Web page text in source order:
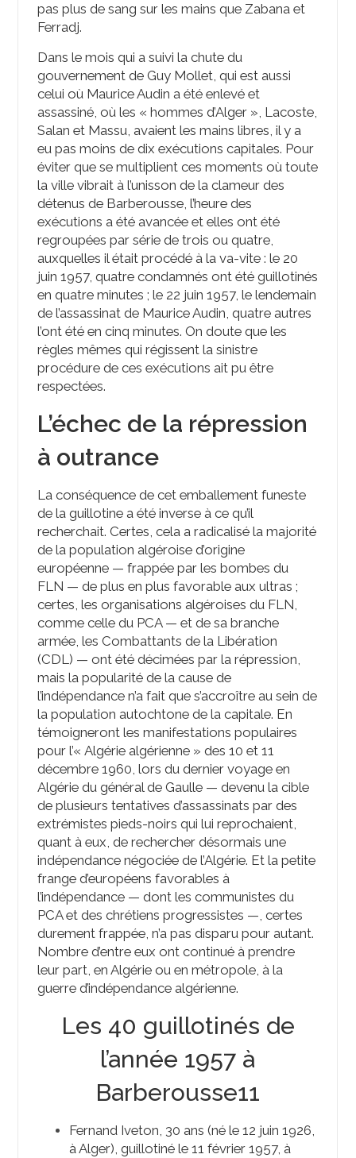
pas plus de sang sur les mains que Zabana et
Ferradj.
Dans le mois qui a suivi la chute du
gouvernement de Guy Mollet, qui est aussi
celui où Maurice Audin a été enlevé et
assassiné, où les « hommes d’Alger », Lacoste,
Salan et Massu, avaient les mains libres, il y a
eu pas moins de dix exécutions capitales. Pour
éviter que se multiplient ces moments où toute
la ville vibrait à l’unisson de la clameur des
détenus de Barberousse, l’heure des
exécutions a été avancée et elles ont été
regroupées par série de trois ou quatre,
auxquelles il était procédé à la va-vite : le 20
juin 1957, quatre condamnés ont été guillotinés
en quatre minutes ; le 22 juin 1957, le lendemain
de l’assassinat de Maurice Audin, quatre autres
l’ont été en cinq minutes. On doute que les
règles mêmes qui régissent la sinistre
procédure de ces exécutions ait pu être
respectées.
L’échec de la répression
à outrance
La conséquence de cet emballement funeste
de la guillotine a été inverse à ce qu’il
recherchait. Certes, cela a radicalisé la majorité
de la population algéroise d’origine
européenne — frappée par les bombes du
FLN — de plus en plus favorable aux ultras ;
certes, les organisations algéroises du FLN,
comme celle du PCA — et de sa branche
armée, les Combattants de la Libération
(CDL) — ont été décimées par la répression,
mais la popularité de la cause de
l’indépendance n’a fait que s’accroître au sein de
la population autochtone de la capitale. En
témoigneront les manifestations populaires
pour l’« Algérie algérienne » des 10 et 11
décembre 1960, lors du dernier voyage en
Algérie du général de Gaulle — devenu la cible
de plusieurs tentatives d’assassinats par des
extrémistes pieds-noirs qui lui reprochaient,
quant à eux, de rechercher désormais une
indépendance négociée de l’Algérie. Et la petite
frange d’européens favorables à
l’indépendance — dont les communistes du
PCA et des chrétiens progressistes —, certes
durement frappée, n’a pas disparu pour autant.
Nombre d’entre eux ont continué à prendre
leur part, en Algérie ou en métropole, à la
guerre d’indépendance algérienne.
Les 40 guillotinés de
l’année 1957 à
Barberousse11
Fernand Iveton, 30 ans (né le 12 juin 1926,
à Alger), guillotiné le 11 février 1957, à